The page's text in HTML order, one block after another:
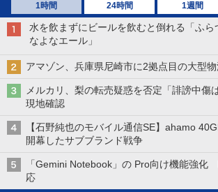
1時間 24時間 1週間
水を飲まずにビールを飲むと倒れる「ふら
なよなエール」
アマゾン、兵庫県尼崎市に2拠点目の大型
メルカリ、梨の転売疑惑を否定「誹謗中
現地確認
【石野純也のモバイル通信SE】ahamo
開幕したサブブランド戦争
「Gemini Notebook」の Pro向け機能強化
応